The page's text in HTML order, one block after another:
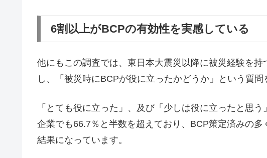
6割以上がBCPの有効性を実感している
他にもこの調査では、東日本大震災以降に被災経験を
し、「被災時にBCPが役に立ったかどうか」という質問
「とても役に立った」、及び「少しは役に立ったと思
企業でも66.7％と半数を超えており、BCP策定済みの
結果になっています。